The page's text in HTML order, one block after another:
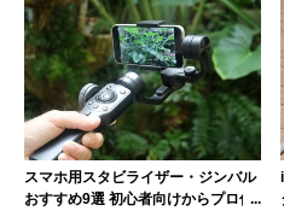
スマホ用スタビライザー・ジンバル
おすすめ9選 初心者向けからプロ仕